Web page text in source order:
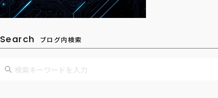
Search ブログ内検索